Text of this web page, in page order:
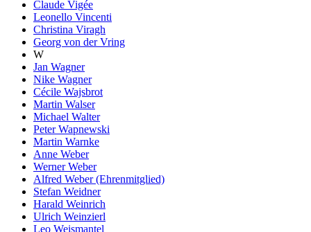
Claude Vigée
Leonello Vincenti
Christina Viragh
Georg von der Vring
W
Jan Wagner
Nike Wagner
Cécile Wajsbrot
Martin Walser
Michael Walter
Peter Wapnewski
Martin Warnke
Anne Weber
Werner Weber
Alfred Weber (Ehrenmitglied)
Stefan Weidner
Harald Weinrich
Ulrich Weinzierl
Leo Weismantel